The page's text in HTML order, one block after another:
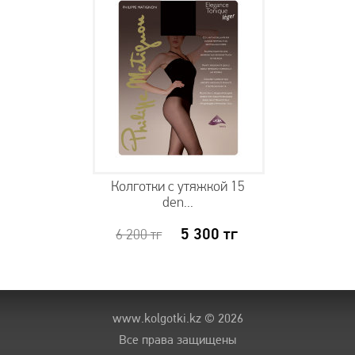
Колготки с утяжкой 15
den...
6 200тг 5 300 тг
www.kolgotki.kz© 2026
Все права защищены